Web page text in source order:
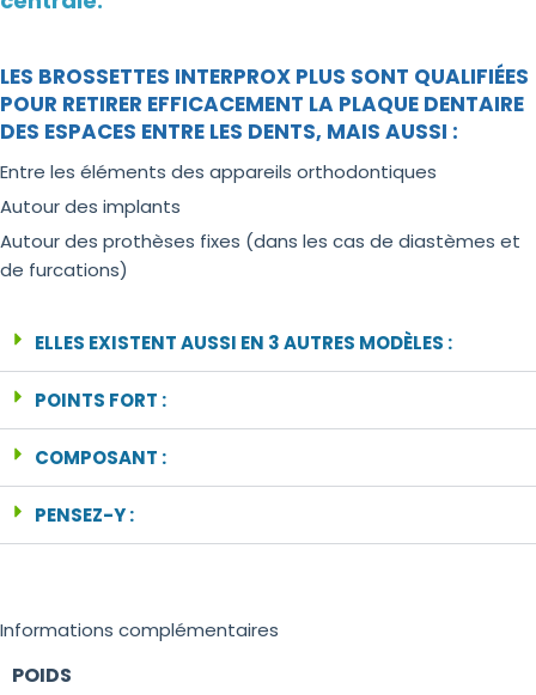
LES BROSSETTES INTERPROX PLUS SONT QUALIFIÉES
POUR RETIRER EFFICACEMENT LA PLAQUE DENTAIRE
DES ESPACES ENTRE LES DENTS, MAIS AUSSI :
Entre les éléments des appareils orthodontiques
Autour des implants
Autour des prothèses fixes (dans les cas de diastèmes et
de furcations)
ELLES EXISTENT AUSSI EN 3 AUTRES MODÈLES :
POINTS FORT :
COMPOSANT :
PENSEZ-Y :
Informations complémentaires
POIDS